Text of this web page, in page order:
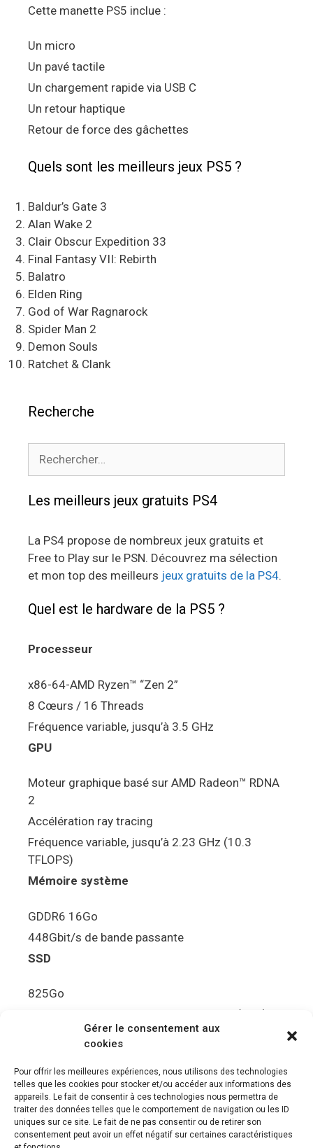
Gérer le consentement aux
cookies
Pour offrir les meilleures expériences, nous utilisons des technologies
telles que les cookies pour stocker et/ou accéder aux informations des
appareils. Le fait de consentir à ces technologies nous permettra de
traiter des données telles que le comportement de navigation ou les ID
uniques sur ce site. Le fait de ne pas consentir ou de retirer son
consentement peut avoir un effet négatif sur certaines caractéristiques
Cette manette PS5 inclue :
Un micro
Un pavé tactile
Un chargement rapide via USB C
Un retour haptique
Retour de force des gâchettes
Quels sont les meilleurs jeux PS5 ?
Baldur’s Gate 3
Alan Wake 2
Clair Obscur Expedition 33
Final Fantasy VII: Rebirth
Balatro
Elden Ring
God of War Ragnarock
Spider Man 2
Demon Souls
Ratchet & Clank
Recherche
Les meilleurs jeux gratuits PS4
La PS4 propose de nombreux jeux gratuits et
Free to Play sur le PSN. Découvrez ma sélection
et mon top des meilleurs jeux gratuits de la PS4.
Quel est le hardware de la PS5 ?
Processeur
x86-64-AMD Ryzen™ “Zen 2”
8 Cœurs / 16 Threads
Fréquence variable, jusqu’à 3.5 GHz
GPU
Moteur graphique basé sur AMD Radeon™ RDNA
2
Accélération ray tracing
Fréquence variable, jusqu’à 2.23 GHz (10.3
TFLOPS)
Mémoire système
GDDR6 16Go
448Gbit/s de bande passante
SSD
825Go
5.5Gbit/s de bande passante en lecture (Brut)
Disque de jeu PS5
Ultra HD Blu-ray™, jusqu’à 100Go/disque
Sortie vidéo
Compatibilité avec les téléviseurs 4K 120Hz et
8K, VRR (spécification HDMI v. 2.1)